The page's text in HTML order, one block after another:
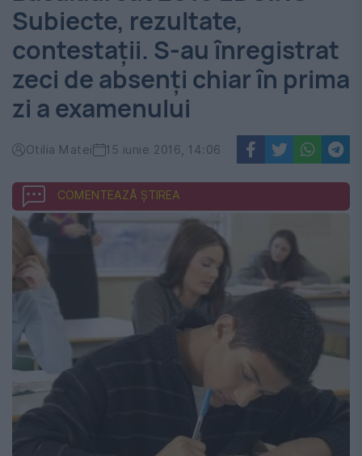
Evenimentul
Zilei
Subiecte, rezultate,
contestații. S-au înregistrat
zeci de absenţi chiar în prima
zi a examenului
Otilia Matei 15 iunie 2016, 14:06
COMENTEAZĂ ȘTIREA